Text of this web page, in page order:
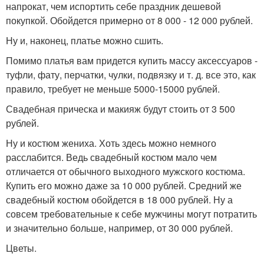
напрокат, чем испортить себе праздник дешевой
покупкой. Обойдется примерно от 8 000 - 12 000 рублей.
Ну и, наконец, платье можно сшить.
Помимо платья вам придется купить массу аксессуаров -
туфли, фату, перчатки, чулки, подвязку и т. д. все это, как
правило, требует не меньше 5000-15000 рублей.
Свадебная прическа и макияж будут стоить от 3 500
рублей.
Ну и костюм жениха. Хоть здесь можно немного
расслабится. Ведь свадебный костюм мало чем
отличается от обычного выходного мужского костюма.
Купить его можно даже за 10 000 рублей. Средний же
свадебный костюм обойдется в 18 000 рублей. Ну а
совсем требовательные к себе мужчины могут потратить
и значительно больше, например, от 30 000 рублей.
Цветы.